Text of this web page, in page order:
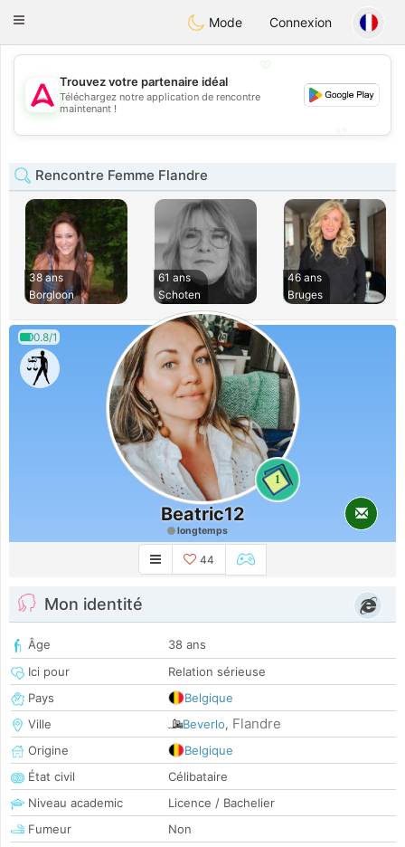
Tantôt
Toggle
Mode Connexion
💖
💕
Trouvez votre partenaire idéal
Téléchargez notre application de rencontre
maintenant !
Rencontre Femme Flandre
38 ans
Borgloon
61 ans
Schoten
46 ans
Bruges
0.8/1
1
Beatric12
longtemps
44
Mon identité
Âge
38 ans
Ici pour
Relation sérieuse
Pays
Belgique
Ville
Beverlo, Flandre
Origine
Belgique
État civil
Célibataire
Niveau academic
Licence / Bachelier
Fumeur
Non